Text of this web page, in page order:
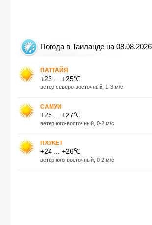
Погода в Таиланде на 08.08.2026
ПАТТАЙЯ
+23 ... +25℃
ветер северо-восточный, 1-3 м/с
САМУИ
+25 ... +27℃
ветер юго-восточный, 0-2 м/с
ПХУКЕТ
+24 ... +26℃
ветер юго-восточный, 0-2 м/с